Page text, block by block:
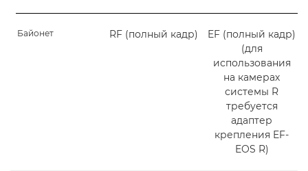
Байонет RF (полный кадр)
EF (полный кадр)
(для
использования
на камерах
системы R
требуется
адаптер
крепления EF-
EOS R)